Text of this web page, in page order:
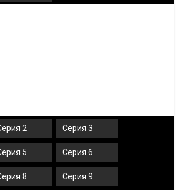
2 Серия 3
5 Серия 6
8 Серия 9